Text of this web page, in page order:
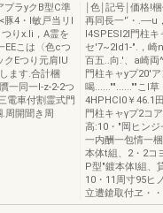
ラyクB型C準
豚4・l敏戸当リl
りx.li，A霊を
EEこは〈色cつ
クEつり元肩IU
ます.合計梱
一同一l-z-2-2つ
電車付割霊式門
周開聞き周
￨色￨記号￨価格!
再同長一'‘・.----
I4SPESI2l門柱キ
セ'7~2ld1-".，崎
百五..向.'、a崎両
門柱キャyプ20'
喝......""......""こl
4HPHCI0￥46.1
門柱キャγプ2コ
高:10・"岡ヒン
一内酬一包情一
本体t組、2・2コ
P型"鍍本体l組、
10・11周寸95ヒ
立遭鎗取付ヱ・